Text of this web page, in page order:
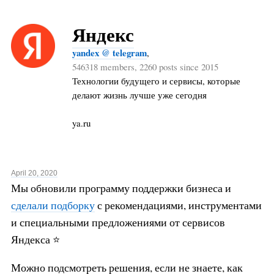
Яндекс
yandex @ telegram,
546318 members, 2260 posts since 2015
Технологии будущего и сервисы, которые
делают жизнь лучше уже сегодня
ya.ru
April 20, 2020
Мы обновили программу поддержки бизнеса и
сделали подборкус рекомендациями, инструментами
и специальными предложениями от сервисов
Яндекса ⭐️
Можно подсмотреть решения, если не знаете, как